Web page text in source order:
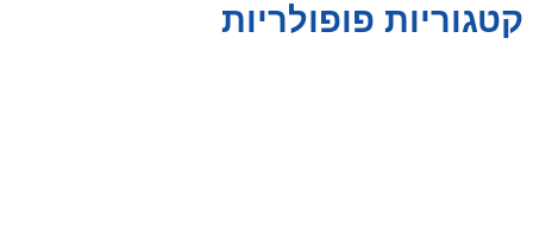
קטגוריות פופולריות